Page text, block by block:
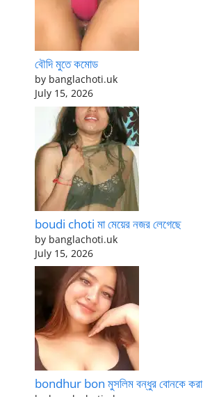
বৌদি মুতে কমোড
by banglachoti.uk
July 15, 2026
boudi choti মা মেয়ের নজর লেগেছে
by banglachoti.uk
July 15, 2026
bondhur bon মুসলিম বন্ধুর বোনকে করা